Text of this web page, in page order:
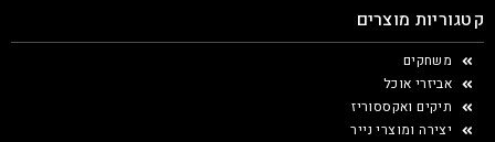
קטגוריות מוצרים
משחקים
אביזרי אוכל
תיקים ואקססוריז
יצירה ומוצרי נייר